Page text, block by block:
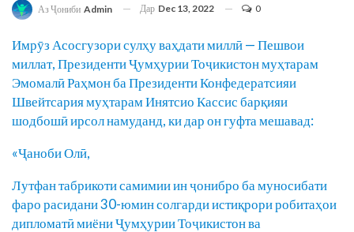
Аз Ҷониби Admin Дар Dec 13, 2022 0
Имрӯз Асосгузори сулҳу ваҳдати миллӣ — Пешвои
миллат, Президенти Ҷумҳурии Тоҷикистон муҳтарам
Эмомалӣ Раҳмон ба Президенти Конфедератсияи
Швейтсария муҳтарам Инятсио Кассис барқияи
шодбошӣ ирсол намуданд, ки дар он гуфта мешавад:
«Ҷаноби Олӣ,
Лутфан табрикоти самимии ин ҷонибро ба муносибати
фаро расидани 30-юмин солгарди истиқрори робитаҳои
дипломатӣ миёни Ҷумҳурии Тоҷикистон ва